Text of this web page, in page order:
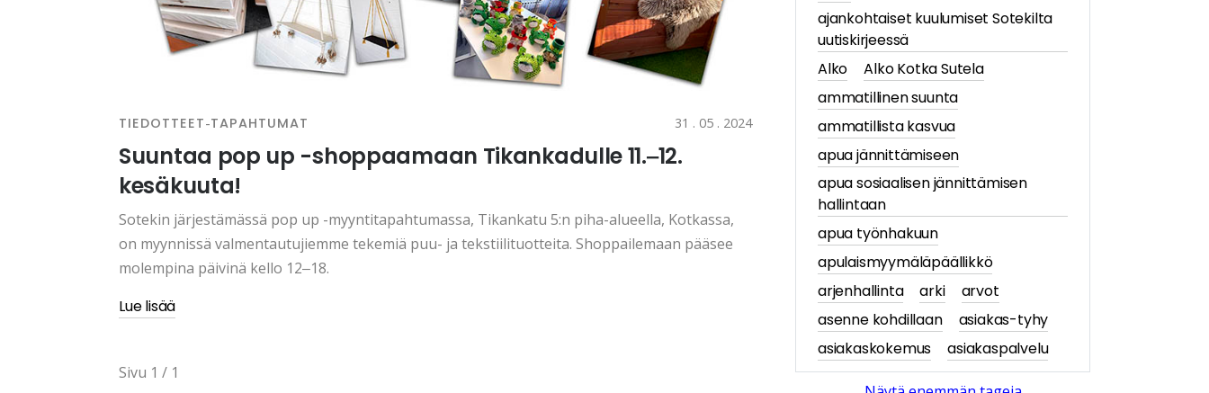
TIEDOTTEET-TAPAHTUMAT 31 . 05 . 2024
Suuntaa pop up -shoppaamaan Tikankadulle 11.‒12.
kesäkuuta!
Sotekin järjestämässä pop up -myyntitapahtumassa, Tikankatu 5:n piha-alueella, Kotkassa,
on myynnissä valmentautujiemme tekemiä puu- ja tekstiilituotteita. Shoppailemaan pääsee
molempina päivinä kello 12‒18.
Lue lisää
Sivu 1 / 1
ajankohtaiset kuulumiset Sotekilta
uutiskirjeessä
Alko
Alko Kotka Sutela
ammatillinen suunta
ammatillista kasvua
apua jännittämiseen
apua sosiaalisen jännittämisen
hallintaan
apua työnhakuun
apulaismyymäläpäällikkö
arjenhallinta
arki
arvot
asenne kohdillaan
asiakas-tyhy
asiakaskokemus
asiakaspalvelu
asiakastarina
asiakastarinat